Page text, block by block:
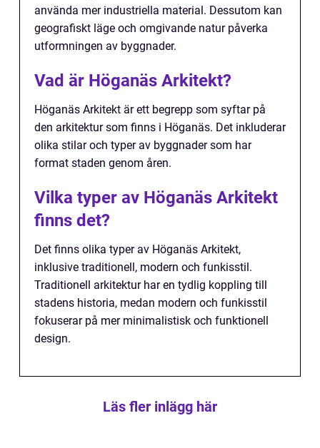
använda mer industriella material. Dessutom kan
geografiskt läge och omgivande natur påverka
utformningen av byggnader.
Vad är Höganäs Arkitekt?
Höganäs Arkitekt är ett begrepp som syftar på
den arkitektur som finns i Höganäs. Det inkluderar
olika stilar och typer av byggnader som har
format staden genom åren.
Vilka typer av Höganäs Arkitekt
finns det?
Det finns olika typer av Höganäs Arkitekt,
inklusive traditionell, modern och funkisstil.
Traditionell arkitektur har en tydlig koppling till
stadens historia, medan modern och funkisstil
fokuserar på mer minimalistisk och funktionell
design.
Läs fler inlägg här